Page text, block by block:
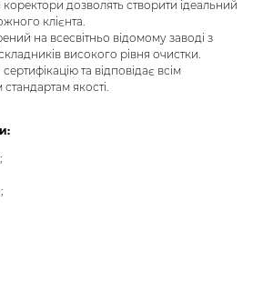
дозволять створити ідеальний
клієнта.
на всесвітньо відомому заводі з
високого рівня очистки.
та відповідає всім
якості.